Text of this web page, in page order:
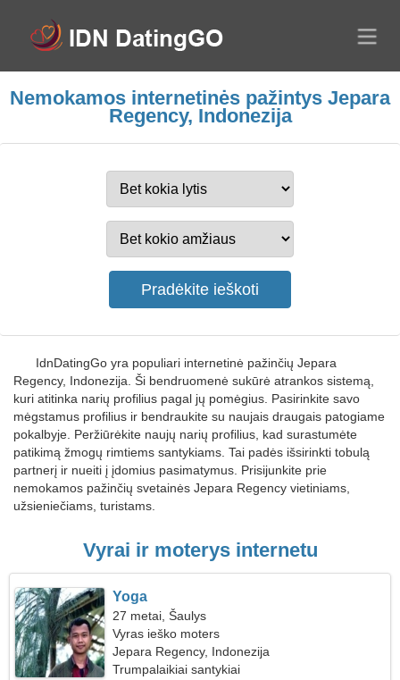
Nemokamos internetinės pažintys Jepara
Regency, Indonezija
IdnDatingGo yra populiari internetinė pažinčių Jepara
Regency, Indonezija. Ši bendruomenė sukūrė atrankos sistemą,
kuri atitinka narių profilius pagal jų pomėgius. Pasirinkite savo
mėgstamus profilius ir bendraukite su naujais draugais patogiame
pokalbyje. Peržiūrėkite naujų narių profilius, kad surastumėte
patikimą žmogų rimtiems santykiams. Tai padės išsirinkti tobulą
partnerį ir nueiti į įdomius pasimatymus. Prisijunkite prie
nemokamos pažinčių svetainės Jepara Regency vietiniams,
užsieniečiams, turistams.
Vyrai ir moterys internetu
Yoga
27 metai, Šaulys
Vyras ieško moters
Jepara Regency, Indonezija
Trumpalaikiai santykiai